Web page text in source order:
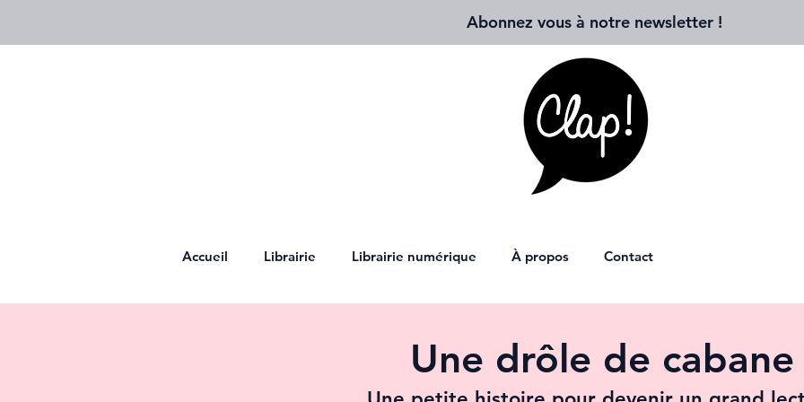
Abonnez vous à notre newsletter!
Accueil Librairie Librairie numérique À propos Contact
Une drôle de cabane